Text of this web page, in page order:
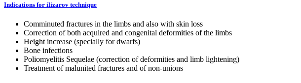
Indications for ilizarov technique
Comminuted fractures in the limbs and also with skin loss
Correction of both acquired and congenital deformities of the limbs
Height increase (specially for dwarfs)
Bone infections
Poliomyelitis Sequelae (correction of deformities and limb lightening)
Treatment of malunited fractures and of non-unions